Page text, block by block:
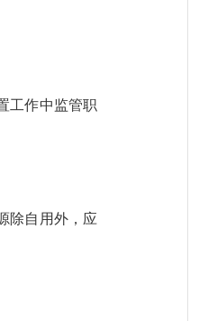
工作中监管职
除自用外，应